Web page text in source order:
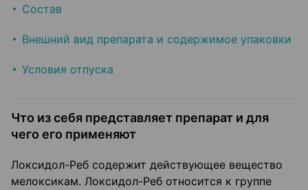
Состав
Внешний вид препарата и содержимое упаковки
Условия отпуска
Что из себя представляет препарат и для
чего его применяют
Локсидол-Реб содержит действующее вещество
мелоксикам. Локсидол-Реб относится к группе